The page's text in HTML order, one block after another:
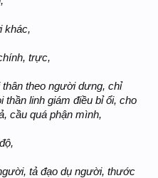
khác,
trực,
theo người dưng, chỉ
thần linh giám điều bỉ ổi, cho
cầu quá phận mình,
tả đạo dụ người, thước